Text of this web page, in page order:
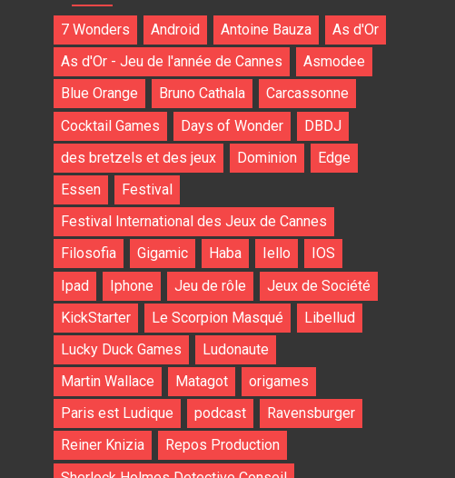
7 Wonders Android Antoine Bauza
As d'Or
As d'Or - Jeu de l'année de Cannes
Asmodee
Blue Orange
Bruno Cathala
Carcassonne
Cocktail Games
Days of Wonder
DBDJ
des bretzels et des jeux
Dominion
Edge
Essen
Festival
Festival International des Jeux de Cannes
Filosofia
Gigamic Haba Iello
IOS
Ipad
Iphone Jeu de rôle
Jeux de Société
KickStarter
Le Scorpion Masqué
Libellud
Lucky Duck Games
Ludonaute
Martin Wallace
Matagot
origames
Paris est Ludique
podcast
Ravensburger
Reiner Knizia
Repos Production